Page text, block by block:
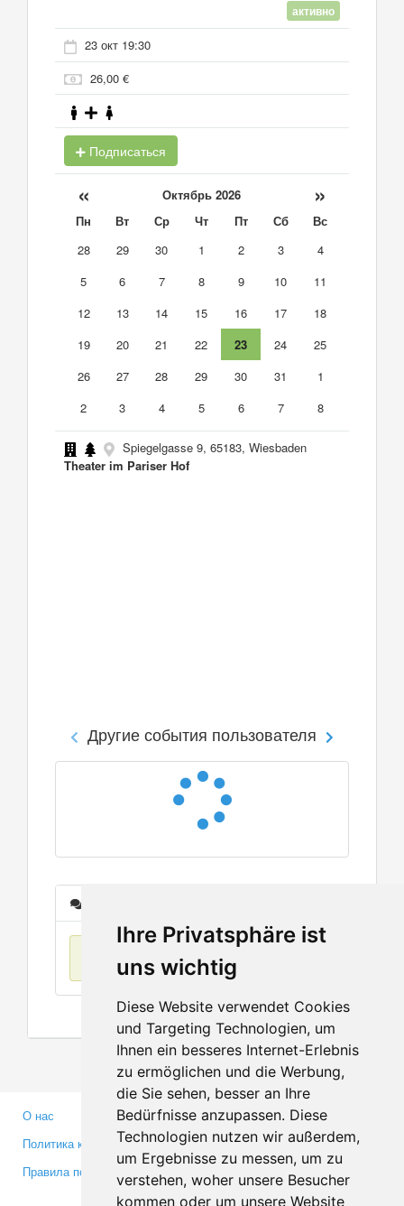
Ihre Privatsphäre ist
uns wichtig
Diese Website verwendet Cookies
und Targeting Technologien, um
Ihnen ein besseres Internet-Erlebnis
zu ermöglichen und die Werbung,
die Sie sehen, besser an Ihre
Bedürfnisse anzupassen. Diese
Technologien nutzen wir außerdem,
um Ergebnisse zu messen, um zu
verstehen, woher unsere Besucher
kommen oder um unsere Website
активно
23 окт 19:30
26,00 €
Подписаться
« Октябрь 2026 »
Пн Вт Ср Чт Пт Сб
Вс
28
29 30 1 2 3
4
5
6 7 8 9 10
11
12
13 14 15 16 17
18
19
20 21 22 23 24
25
26
27 28 29 30 31
1
2
3 4 5 6 7 8
Spiegelgasse 9, 65183, Wiesbaden
Theater im Pariser Hof
Другие события пользователя
О нас
Политика конфиденциальности
Правила пользования
Партнерам
Инвесторам
Медиа